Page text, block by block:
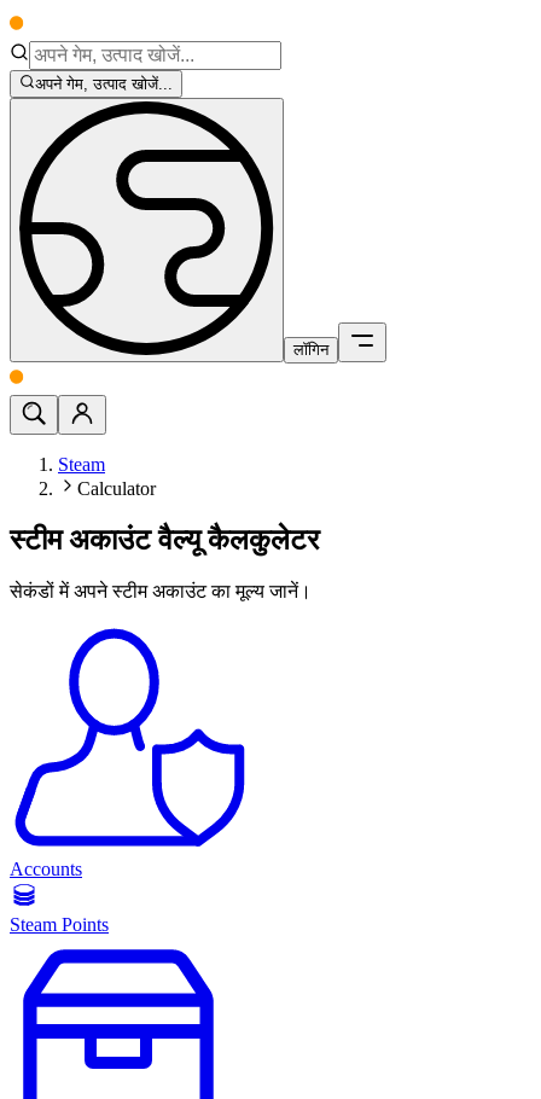
अपने गेम, उत्पाद खोजें...
लॉगिन
Steam
Calculator
स्टीम अकाउंट वैल्यू कैलकुलेटर
सेकंडों में अपने स्टीम अकाउंट का मूल्य जानें।
Accounts
Steam Points